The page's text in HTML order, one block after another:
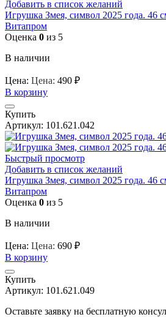
Добавить в список желаний
Игрушка Змея, символ 2025 года. 46
Витапром
Оценка 0 из 5
В наличии
Цена: Цена: 490 ₽
В корзину
Купить
Артикул: 101.621.042
Быстрый просмотр
Добавить в список желаний
Игрушка Змея, символ 2025 года. 46
Витапром
Оценка 0 из 5
В наличии
Цена: Цена: 690 ₽
В корзину
Купить
Артикул: 101.621.049
Оставьте заявку на бесплатную